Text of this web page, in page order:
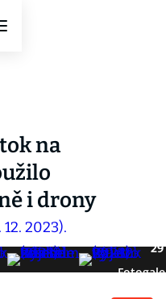
na
i drony
29